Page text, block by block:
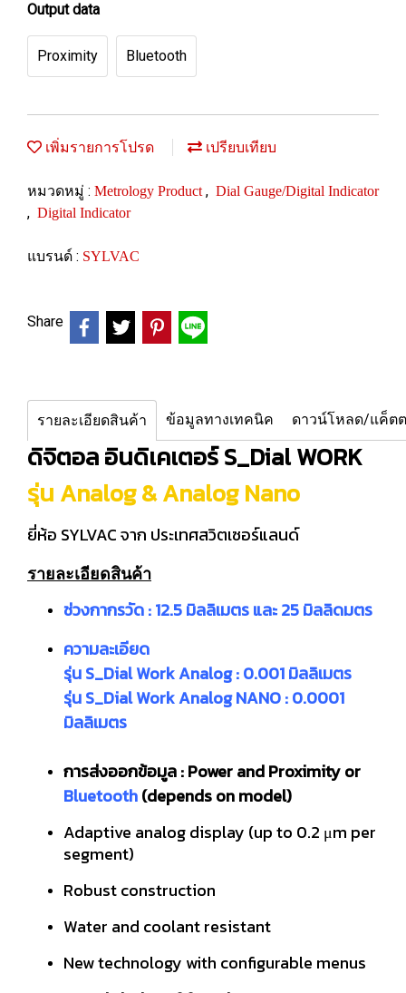
Output data
Proximity Bluetooth
เพิ่มรายการโปรด เปรียบเทียบ
หมวดหมู่ : Metrology Product , Dial Gauge/Digital Indicator
, Digital Indicator
แบรนด์ : SYLVAC
Share
รายละเอียดสินค้า ข้อมูลทางเทคนิค ดาวน์โหลด/แค็ต
ดิจิตอล อินดิเคเตอร์ S_Dial WORK
รุ่น Analog & Analog Nano
ยี่ห้อ SYLVAC จาก ประเทศสวิตเซอร์แลนด์
รายละเอียดสินค้า
ช่วงกากรวัด : 12.5 มิลลิเมตร และ 25 มิลลิดมตร
ความละเอียด
รุ่น S_Dial Work Analog : 0.001 มิลลิเมตร
รุ่น S_Dial Work Analog NANO : 0.0001
มิลลิเมตร
การส่งออกข้อมูล : Power and Proximity or
Bluetooth(depends on model)
Adaptive analog display (up to 0.2 μm per
segment)
Robust construction
Water and coolant resistant
New technology with configurable menus